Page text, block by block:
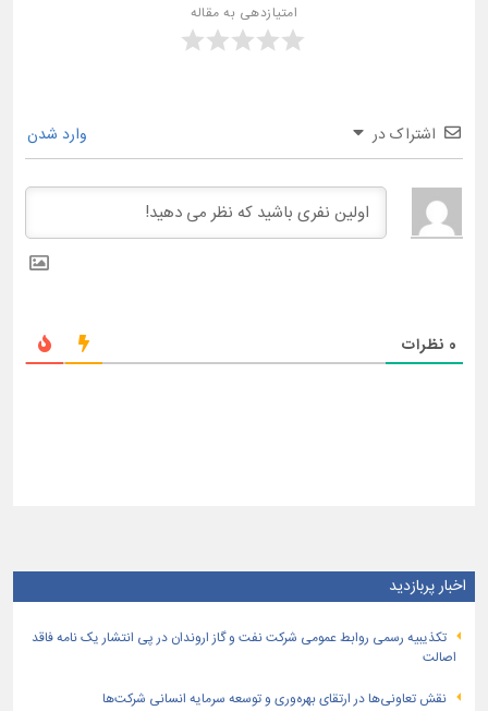
امتیازدهی به مقاله
اشتراک در وارد شدن
0 نظرات
اخبار پربازدید
تكذیبیه رسمی روابط عمومی شركت نفت و گاز اروندان در پی انتشار یک نامه فاقد
اصالت
نقش تعاونی‌ها در ارتقای بهره‌وری و توسعه سرمایه انسانی شرکت‌ها